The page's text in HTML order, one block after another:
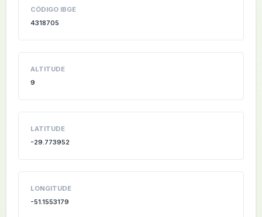
CÓDIGO IBGE
4318705
ALTITUDE
9
LATITUDE
-29.773952
LONGITUDE
-51.1553179